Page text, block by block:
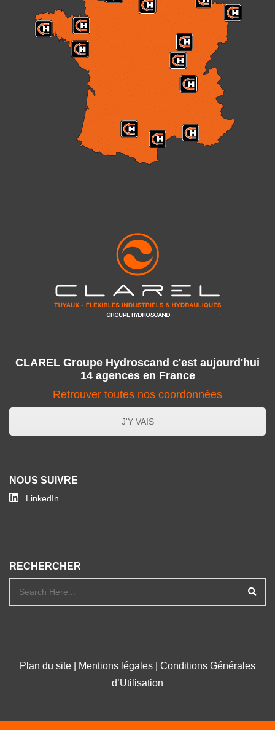
CLAREL Groupe Hydroscand c'est aujourd'hui
14 agences en France
Retrouver toutes nos coordonnées
J'Y VAIS
NOUS SUIVRE
LinkedIn
RECHERCHER
Plan du site Mentions légales
Conditions Générales
d’Utilisation